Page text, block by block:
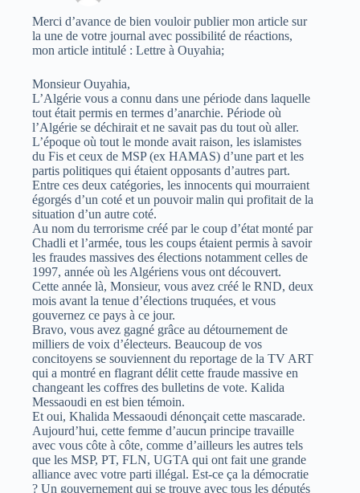
Merci d’avance de bien vouloir publier mon article sur
la une de votre journal avec possibilité de réactions,
mon article intitulé : Lettre à Ouyahia;
Monsieur Ouyahia,
L’Algérie vous a connu dans une période dans laquelle
tout était permis en termes d’anarchie. Période où
l’Algérie se déchirait et ne savait pas du tout où aller.
L’époque où tout le monde avait raison, les islamistes
du Fis et ceux de MSP (ex HAMAS) d’une part et les
partis politiques qui étaient opposants d’autres part.
Entre ces deux catégories, les innocents qui mourraient
égorgés d’un coté et un pouvoir malin qui profitait de la
situation d’un autre coté.
Au nom du terrorisme créé par le coup d’état monté par
Chadli et l’armée, tous les coups étaient permis à savoir
les fraudes massives des élections notamment celles de
1997, année où les Algériens vous ont découvert.
Cette année là, Monsieur, vous avez créé le RND, deux
mois avant la tenue d’élections truquées, et vous
gouvernez ce pays à ce jour.
Bravo, vous avez gagné grâce au détournement de
milliers de voix d’électeurs. Beaucoup de vos
concitoyens se souviennent du reportage de la TV ART
qui a montré en flagrant délit cette fraude massive en
changeant les coffres des bulletins de vote. Kalida
Messaoudi en est bien témoin.
Et oui, Khalida Messaoudi dénonçait cette mascarade.
Aujourd’hui, cette femme d’aucun principe travaille
avec vous côte à côte, comme d’ailleurs les autres tels
que les MSP, PT, FLN, UGTA qui ont fait une grande
alliance avec votre parti illégal. Est-ce ça la démocratie
? Un gouvernement qui se trouve avec tous les députés